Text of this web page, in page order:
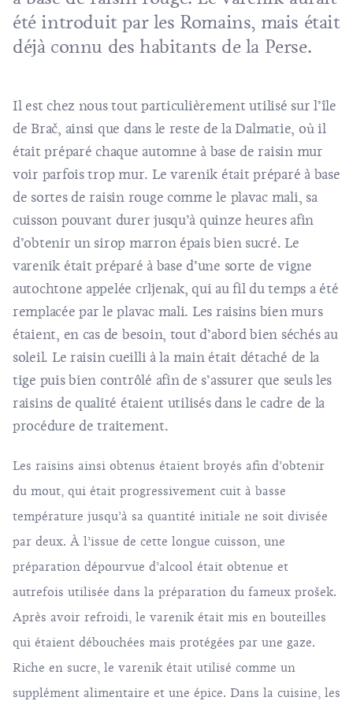
été introduit par les Romains, mais était
déjà connu des habitants de la Perse.
Il est chez nous tout particulièrement utilisé sur l’île
de Brač, ainsi que dans le reste de la Dalmatie, où il
était préparé chaque automne à base de raisin mur
voir parfois trop mur. Le varenik était préparé à base
de sortes de raisin rouge comme le plavac mali, sa
cuisson pouvant durer jusqu’à quinze heures afin
d’obtenir un sirop marron épais bien sucré. Le
varenik était préparé à base d’une sorte de vigne
autochtone appelée crljenak, qui au fil du temps a été
remplacée par le plavac mali. Les raisins bien murs
étaient, en cas de besoin, tout d’abord bien séchés au
soleil. Le raisin cueilli à la main était détaché de la
tige puis bien contrôlé afin de s’assurer que seuls les
raisins de qualité étaient utilisés dans le cadre de la
procédure de traitement.
Les raisins ainsi obtenus étaient broyés afin d’obtenir
du mout, qui était progressivement cuit à basse
température jusqu’à sa quantité initiale ne soit divisée
par deux. À l’issue de cette longue cuisson, une
préparation dépourvue d’alcool était obtenue et
autrefois utilisée dans la préparation du fameux prošek.
Après avoir refroidi, le varenik était mis en bouteilles
qui étaient débouchées mais protégées par une gaze.
Riche en sucre, le varenik était utilisé comme un
supplément alimentaire et une épice. Dans la cuisine, les